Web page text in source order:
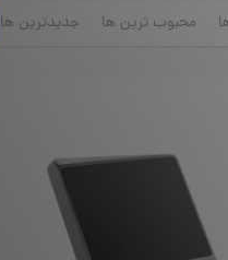
محبوب ترین ها جدیدترین ها